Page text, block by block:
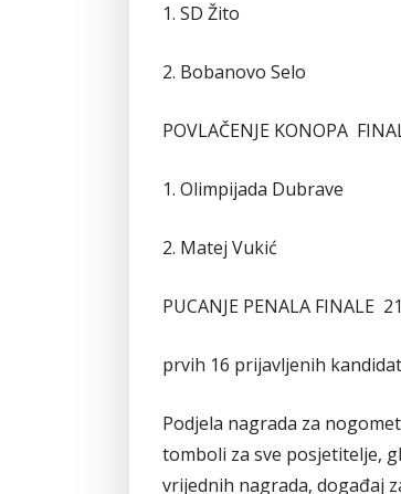
1. SD Žito
2. Bobanovo Selo
POVLAČENJE KONOPA
1. Olimpijada Dubrave
2. Matej Vukić
PUCANJE PENALA FINALE
prvih 16 prijavljenih
Podjela nagrada za
tomboli za sve posjetitelje,
vrijednih nagrada, događaj